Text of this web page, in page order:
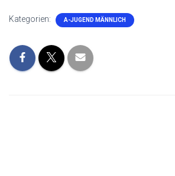
Kategorien: A-JUGEND MÄNNLICH